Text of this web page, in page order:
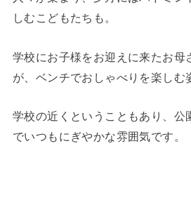
しむこどもたちも。
学校にお子様をお迎えに来たお母
が、ベンチでおしゃべりを楽しむ
学校の近くということもあり、公
でいつもにぎやかな雰囲気です。